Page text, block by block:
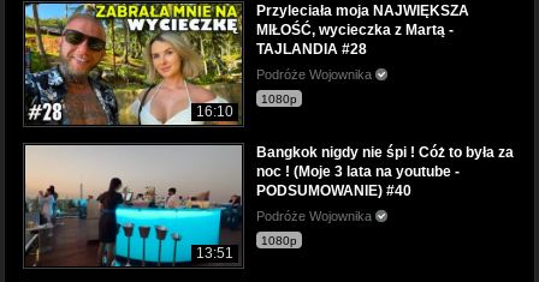
16:10
Przyleciała moja NAJWIĘKSZA
MIŁOŚĆ, wycieczka z Martą -
TAJLANDIA #28
Podróże Wojownika
1080p
13:51
Bangkok nigdy nie śpi ! Cóż to była za
noc ! (Moje 3 lata na youtube -
PODSUMOWANIE) #40
Podróże Wojownika
1080p